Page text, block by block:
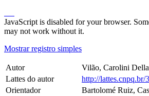
JavaScript is disabled for your browser.
may not work without it.
Mostrar registro simples
Autor
Vilão, Carolini
Lattes do autor
http://lattes.cnpq.br/
Orientador
Bartolomé Ruiz,